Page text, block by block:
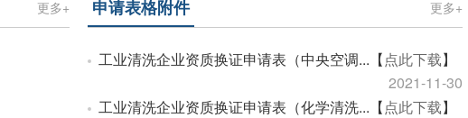
更多+ 申请表格附件 更多+
工业清洗企业资质换证申请表（中央空调...【点此下载】
2021-11-30
工业清洗企业资质换证申请表（化学清洗...【点此下载】